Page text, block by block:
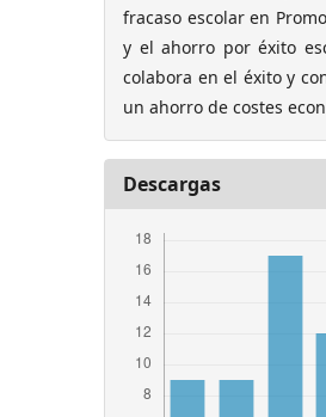
fracaso escolar en
y el ahorro por éxito
colabora en el éxito y
un ahorro de costes
Descargas